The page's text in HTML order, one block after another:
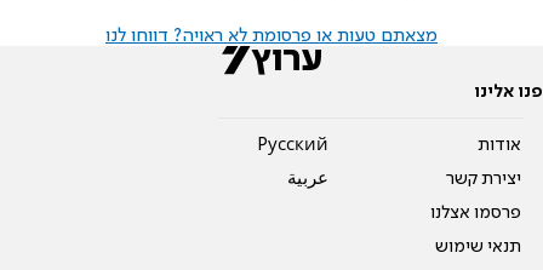
מצאתם טעות או פרסומת לא ראויה? דווחו לנו
פנו אלינו
אודות
יצירת קשר
פרסמו אצלנו
תנאי שימוש
Pусский
عربية